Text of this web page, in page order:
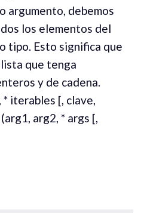
argumento, debemos
los elementos del
tipo. Esto significa que
que tenga
y de cadena.
iterables [, clave,
arg2, * args [,